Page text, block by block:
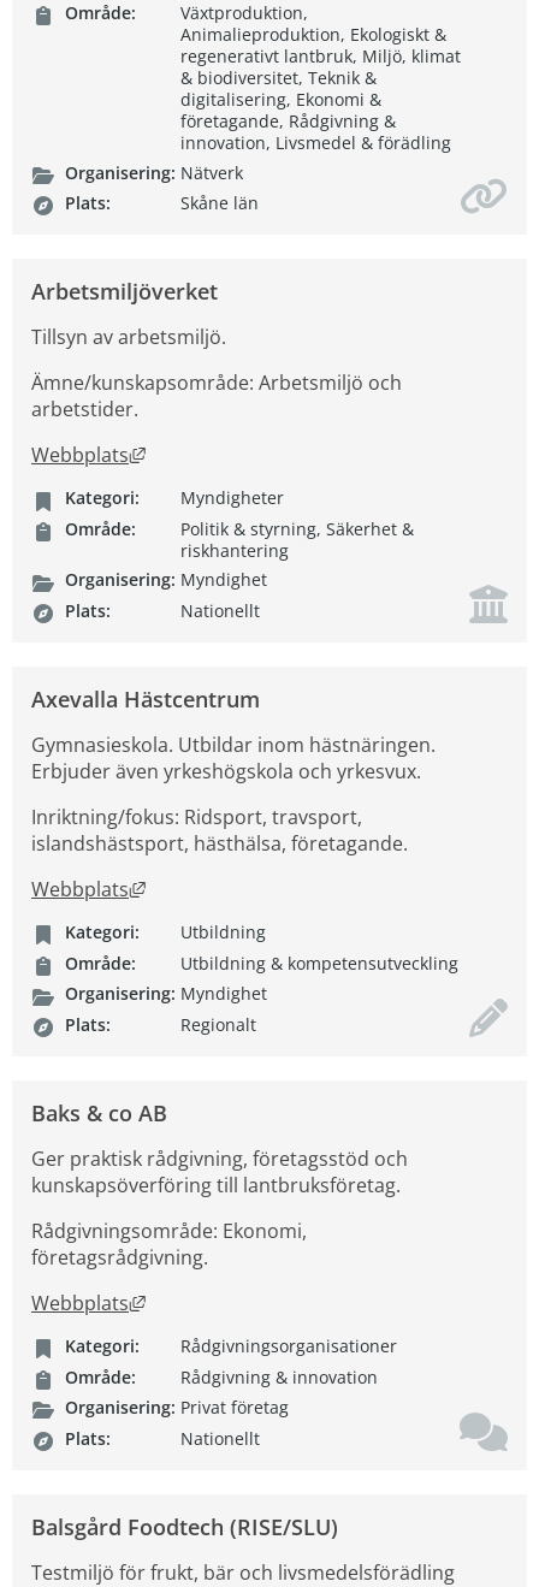
Område:
Växtproduktion,
Animalieproduktion, Ekologiskt &
regenerativt lantbruk, Miljö, klimat
& biodiversitet, Teknik &
digitalisering, Ekonomi &
företagande, Rådgivning &
innovation, Livsmedel & förädling
Organisering: Nätverk
Plats:
Skåne län
Arbetsmiljöverket
Tillsyn av arbetsmiljö.
Ämne/kunskapsområde: Arbetsmiljö och
arbetstider.
Webbplats
Länk till annan webbplats, öppnas i nytt
Kategori:
Myndigheter
Område:
Politik & styrning, Säkerhet &
riskhantering
Organisering: Myndighet
Plats:
Nationellt
Axevalla Hästcentrum
Gymnasieskola. Utbildar inom hästnäringen.
Erbjuder även yrkeshögskola och yrkesvux.
Inriktning/fokus: Ridsport, travsport,
islandshästsport, hästhälsa, företagande.
Webbplats
Länk till annan webbplats, öppnas i nytt
Kategori:
Utbildning
Område:
Utbildning & kompetensutveckling
Organisering: Myndighet
Plats:
Regionalt
Baks & co AB
Ger praktisk rådgivning, företagsstöd och
kunskapsöverföring till lantbruksföretag.
Rådgivningsområde: Ekonomi,
företagsrådgivning.
Webbplats
Länk till annan webbplats, öppnas i nytt
Kategori:
Rådgivningsorganisationer
Område:
Rådgivning & innovation
Organisering: Privat företag
Plats:
Nationellt
Balsgård Foodtech (RISE/SLU)
Testmiljö för frukt, bär och livsmedelsförädling